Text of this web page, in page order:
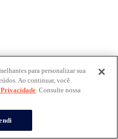
para personalizar sua
Ao continuar, você
. Consulte nossa